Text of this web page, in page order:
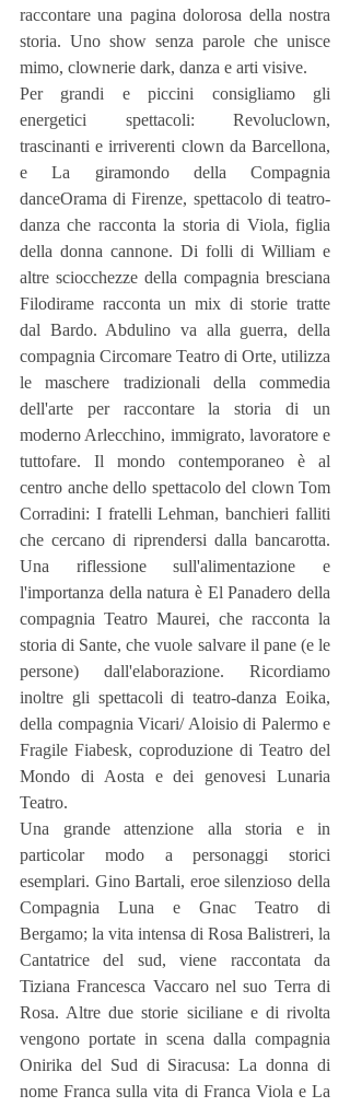
raccontare una pagina dolorosa della nostra
storia. Uno show senza parole che unisce
mimo, clownerie dark, danza e arti visive.
Per grandi e piccini consigliamo gli
energetici spettacoli: Revoluclown,
trascinanti e irriverenti clown da Barcellona,
e La giramondo della Compagnia
danceOrama di Firenze, spettacolo di teatro-
danza che racconta la storia di Viola, figlia
della donna cannone. Di folli di William e
altre sciocchezze della compagnia bresciana
Filodirame racconta un mix di storie tratte
dal Bardo. Abdulino va alla guerra, della
compagnia Circomare Teatro di Orte, utilizza
le maschere tradizionali della commedia
dell'arte per raccontare la storia di un
moderno Arlecchino, immigrato, lavoratore e
tuttofare. Il mondo contemporaneo è al
centro anche dello spettacolo del clown Tom
Corradini: I fratelli Lehman, banchieri falliti
che cercano di riprendersi dalla bancarotta.
Una riflessione sull'alimentazione e
l'importanza della natura è El Panadero della
compagnia Teatro Maurei, che racconta la
storia di Sante, che vuole salvare il pane (e le
persone) dall'elaborazione. Ricordiamo
inoltre gli spettacoli di teatro-danza Eoika,
della compagnia Vicari/ Aloisio di Palermo e
Fragile Fiabesk, coproduzione di Teatro del
Mondo di Aosta e dei genovesi Lunaria
Teatro.
Una grande attenzione alla storia e in
particolar modo a personaggi storici
esemplari. Gino Bartali, eroe silenzioso della
Compagnia Luna e Gnac Teatro di
Bergamo; la vita intensa di Rosa Balistreri, la
Cantatrice del sud, viene raccontata da
Tiziana Francesca Vaccaro nel suo Terra di
Rosa. Altre due storie siciliane e di rivolta
vengono portate in scena dalla compagnia
Onirika del Sud di Siracusa: La donna di
nome Franca sulla vita di Franca Viola e La